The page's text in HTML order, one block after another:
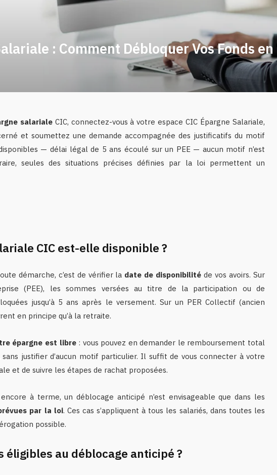
: Comment Débloquer Vos Fonds en
salarialeCIC, connectez-vous à votre espace CIC Épargne Salariale,
et soumettez une demande accompagnée des justificatifs du motif
— délai légal de 5 ans écoulé sur un PEE — aucun motif n’est
seules des situations précises définies par la loi permettent un
CIC est-elle disponible ?
démarche, c’est de vérifier la date de disponibilité de vos avoirs. Sur
(PEE), les sommes versées au titre de la participation ou de
jusqu’à 5 ans après le versement. Sur un PER Collectif (ancien
en principe qu’à la retraite.
épargne est libre: vous pouvez en demander le remboursement total
justifier d’aucun motif particulier. Il suffit de vous connecter à votre
et de suivre les étapes de rachat proposées.
à terme, un déblocage anticipé n’est envisageable que dans les
par la loi. Ces cas s’appliquent à tous les salariés, dans toutes les
possible.
éligibles au déblocage anticipé ?